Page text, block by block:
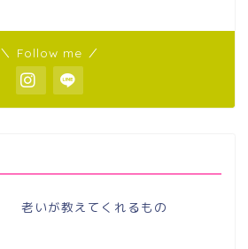
＼ Follow me ／
老いが教えてくれるもの